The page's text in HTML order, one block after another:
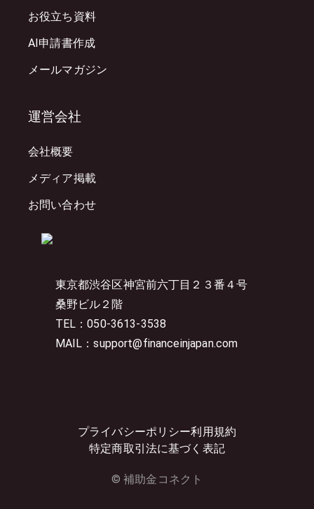
東京都渋谷区神宮前六丁目２３番４号
桑野ビル２階
TEL：050-3613-3538
MAIL：support@financeinjapan.com
プライバシーポリシー利用規約
特定商取引法に基づく表記
© 補助金コネクト
お役立ち資料
AI申請書作成
メールマガジン
運営会社
会社概要
メディア掲載
お問い合わせ